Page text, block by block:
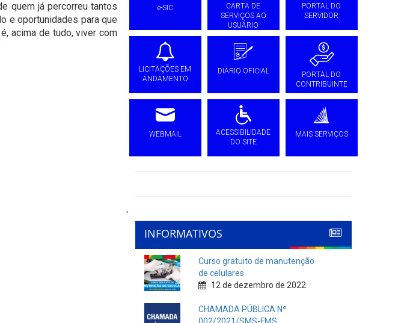
quem já percorreu tantos
e oportunidades para que
acima de tudo, viver com
e-SIC
CARTA DE
SERVIÇOS AO
USUÁRIO
PORTAL DO
SERVIDOR
LICITAÇÕES EM
ANDAMENTO
DIÁRIO OFICIAL
PORTAL DO
CONTRIBUINTE
WEBMAIL
ACESSIBILIDADE
DO SITE
MAIS SERVIÇOS
'
INFORMATIVOS
Curso gratuito de manutenção
de celulares
12 de dezembro de 2022
CHAMADA PÚBLICA Nº